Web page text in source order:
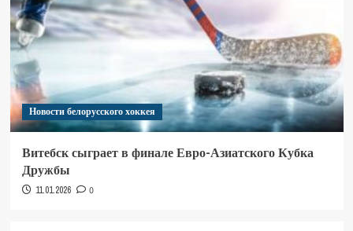
Новости белорусского хоккея
Витебск сыграет в финале Евро-Азиатского Кубка
Дружбы
11.01.2026 0